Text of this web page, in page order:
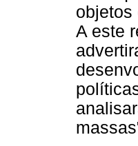
objetos
A este